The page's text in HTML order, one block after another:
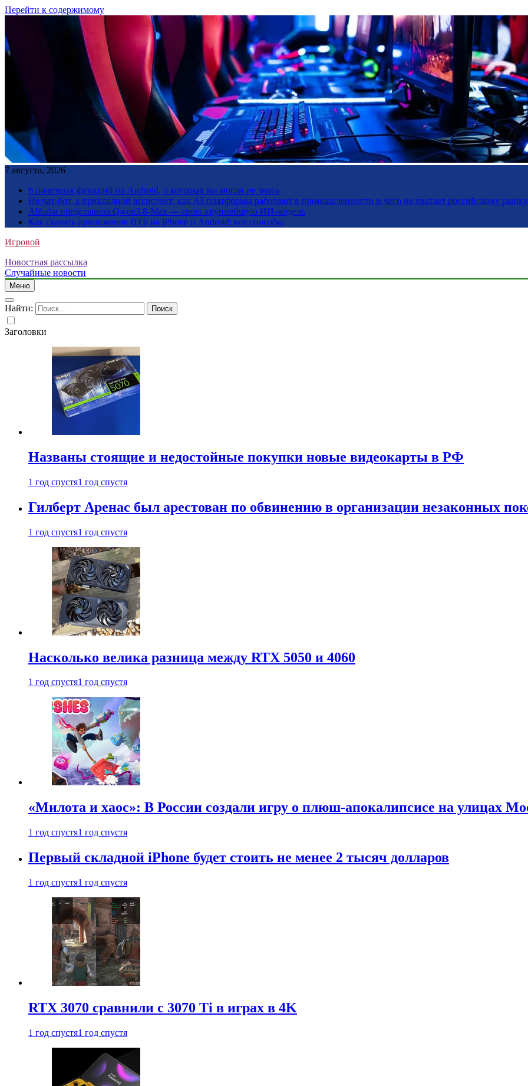
Перейти к содержимому
7 августа, 2026
6 полезных функций на Android, о которых вы могли не знать
Не чат-бот, а прикладной ассистент: как AI-платформы работают в промышленности и чего не хватает российскому рынку
Alibaba представила Qwen3.8-Max — свою крупнейшую ИИ-модель
Как скачать приложение ВТБ на iPhone и Android: все способы
Игровой
Новостная рассылка
Случайные новости
Меню
Найти:
Заголовки
Названы стоящие и недостойные покупки новые видеокарты в РФ
1 год спустя1 год спустя
Гилберт Аренас был арестован по обвинению в организации незаконных
1 год спустя1 год спустя
Насколько велика разница между RTX 5050 и 4060
1 год спустя1 год спустя
«Милота и хаос»: В России создали игру о плюш-апокалипсисе на улицах
1 год спустя1 год спустя
Первый складной iPhone будет стоить не менее 2 тысяч долларов
1 год спустя1 год спустя
RTX 3070 сравнили с 3070 Ti в играх в 4K
1 год спустя1 год спустя